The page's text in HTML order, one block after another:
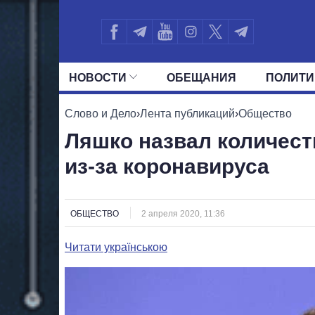
НОВОСТИ ОБЕЩАНИЯ
ВСЕ ПОЛИТИКИ ПРЕЗИДЕНТ И
Слово и Дело›Лента публикаций›Общество
Ляшко назвал
из-за коронавируса
ОБЩЕСТВО 2 апреля 2020, 11:36
Читати українською